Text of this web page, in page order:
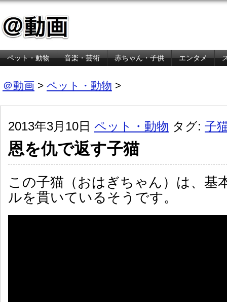
ペット・動物 音楽・芸術 赤ちゃん・子供 エンタメ
＠動画 > ペット・動物 >
2013年3月10日 ペット・動物 タグ: 子
恩を仇で返す子猫
この子猫（おはぎちゃん）は、基
ルを貫いているそうです。